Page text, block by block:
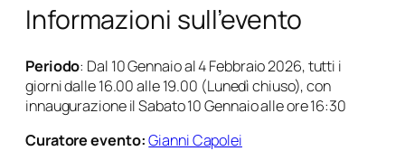
Informazioni sull’evento
Periodo: Dal 10 Gennaio al 4 Febbraio 2026, tutti i
giorni dalle 16.00 alle 19.00 (Lunedì chiuso), con
innaugurazione il Sabato 10 Gennaio alle ore 16:30
Curatore evento:Gianni Capolei